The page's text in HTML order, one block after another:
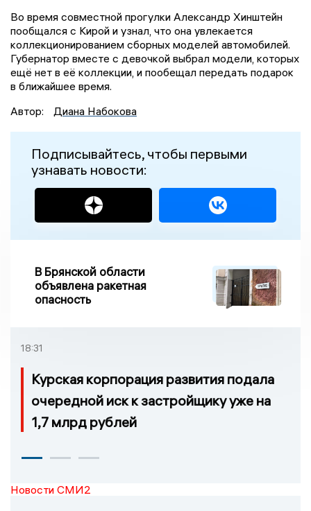
Во время совместной прогулки Александр Хинштейн
пообщался с Кирой и узнал, что она увлекается
коллекционированием сборных моделей автомобилей.
Губернатор вместе с девочкой выбрал модели, которых
ещё нет в её коллекции, и пообещал передать подарок
в ближайшее время.
Автор:
Диана Набокова
Подписывайтесь, чтобы первыми
узнавать новости:
В Брянской области
объявлена ракетная
опасность
18:31
Курская корпорация развития подала
очередной иск к застройщику уже на
1,7 млрд рублей
Новости СМИ2